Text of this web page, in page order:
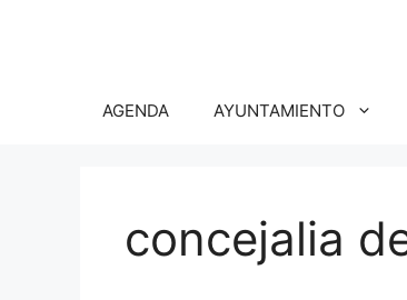
AGENDA AYUNTAMIENTO
concejalia